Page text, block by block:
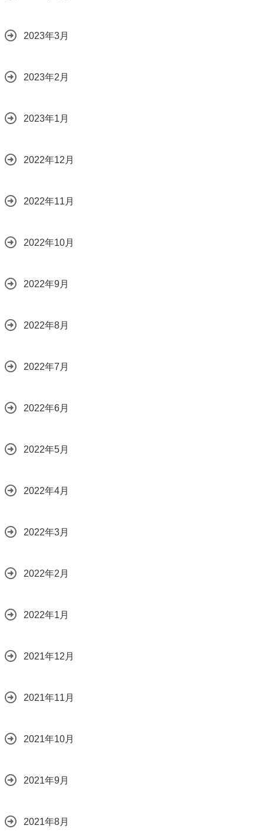
2023年3月
2023年2月
2023年1月
2022年12月
2022年11月
2022年10月
2022年9月
2022年8月
2022年7月
2022年6月
2022年5月
2022年4月
2022年3月
2022年2月
2022年1月
2021年12月
2021年11月
2021年10月
2021年9月
2021年8月